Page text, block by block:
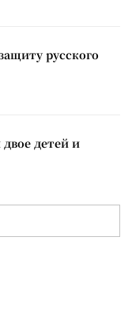
русского
детей и